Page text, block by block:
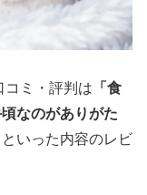
コミ・評判は 「食
なのがありがた
といった内容のレビ